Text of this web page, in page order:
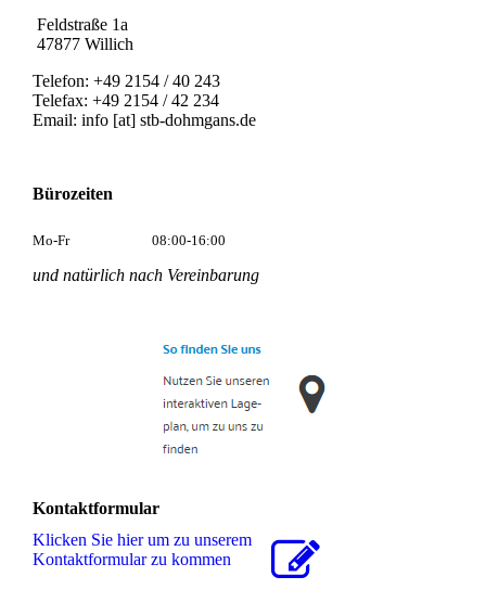
Feldstraße 1a
47877 Willich
Telefon: +49 2154 / 40 243
Telefax: +49 2154 / 42 234
Email: info [at] stb-dohmgans.de
Bürozeiten
Mo-Fr 08:00-16:00
und natürlich nach Vereinbarung
Kontaktformular
Klicken Sie hier um zu unserem
Kon­takt­for­mu­lar zu kommen